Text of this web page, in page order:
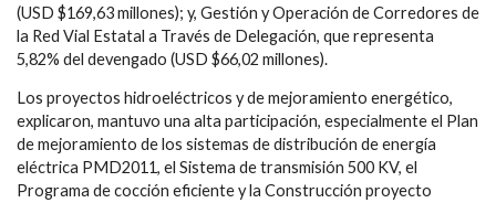
(USD $169,63 millones); y, Gestión y Operación de Corredores de
la Red Vial Estatal a Través de Delegación, que representa
5,82% del devengado (USD $66,02 millones).
Los proyectos hidroeléctricos y de mejoramiento energético,
explicaron, mantuvo una alta participación, especialmente el Plan
de mejoramiento de los sistemas de distribución de energía
eléctrica PMD2011, el Sistema de transmisión 500 KV, el
Programa de cocción eficiente y la Construcción proyecto